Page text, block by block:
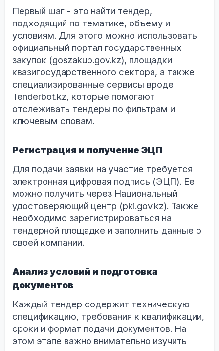
Первый шаг - это найти тендер,
подходящий по тематике, объему и
условиям. Для этого можно использовать
официальный портал государственных
закупок (goszakup.gov.kz), площадки
квазигосударственного сектора, а также
специализированные сервисы вроде
Tenderbot.kz, которые помогают
отслеживать тендеры по фильтрам и
ключевым словам.
Регистрация и получение ЭЦП
Для подачи заявки на участие требуется
электронная цифровая подпись (ЭЦП). Ее
можно получить через Национальный
удостоверяющий центр (pki.gov.kz). Также
необходимо зарегистрироваться на
тендерной площадке и заполнить данные о
своей компании.
Анализ условий и подготовка
документов
Каждый тендер содержит техническую
спецификацию, требования к квалификации,
сроки и формат подачи документов. На
этом этапе важно внимательно изучить